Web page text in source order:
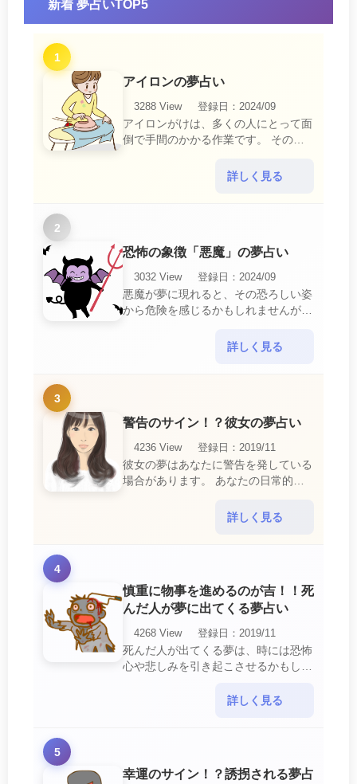
新着 夢占いTOP5
1
アイロンの夢占い
3288 View
登録日：2024/09
アイロンがけは、多くの人にとって面
倒で手間のかかる作業です。 そのた
中で感じるわずらわしさやストレスか
詳しく見る
2
恐怖の象徴「悪魔」の夢占い
3032 View
登録日：2024/09
悪魔が夢に現れると、その恐ろしい姿
から危険を感じるかもしれませんが、
詳しく見る
3
警告のサイン！？彼女の夢占い
4236 View
登録日：2019/11
彼女の夢はあなたに警告を発している
場合があります。 あなたの日常的な
詳しく見る
4
慎重に物事を進めるのが吉！！死
んだ人が夢に出てくる夢占い
4268 View
登録日：2019/11
死んだ人が出てくる夢は、時には恐怖
心や悲しみを引き起こさせるかもしれ
意して欲しいメッセージや警告を伝え
詳しく見る
5
幸運のサイン！？誘拐される夢占